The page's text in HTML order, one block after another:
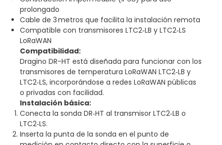
prolongado
Cable de 3 metros que facilita la instalación remota
Compatible con transmisores LTC2‑LB y LTC2‑LS
LoRaWAN
Compatibilidad:
Dragino DR-HT está diseñada para funcionar con los
transmisores de temperatura LoRaWAN LTC2‑LB y
LTC2‑LS, incorporándose a redes LoRaWAN públicas
o privadas con facilidad.
Instalación básica:
Conecta la sonda DR‑HT al transmisor LTC2‑LB o
LTC2‑LS.
Inserta la punta de la sonda en el punto de